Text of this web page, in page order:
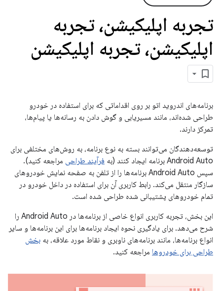
تجربه اپلیکیشن، تجربه
اپلیکیشن، تجربه اپلیکیشن
برنامه‌های اندروید اتو بر روی اقداماتی که برای استفاده در خودرو
طراحی شده‌اند، مانند مسیریابی و گوش دادن به رسانه‌ها یا پیام‌ها،
تمرکز دارند.
توسعه‌دهندگان می‌توانند بسته به نوع برنامه، به روش‌های مختلفی برای
Android Auto برنامه ایجاد کنند (به
فرآیند طراحی مراجعه کنید).
سپس Android Auto برنامه‌ها را از تلفن به صفحه نمایش خودروهای
سازگار منتقل می‌کند. رابط کاربری آن برای استفاده در داخل خودرو در
تمام خودروهای پشتیبانی شده طراحی شده است.
این بخش، تجربه کاربری انواع خاصی از برنامه‌ها در Android Auto را
شرح می‌دهد. برای یادگیری نحوه ایجاد برنامه‌ها برای این برنامه‌ها و سایر
انواع برنامه‌ها، مانند برنامه‌های ناوبری و نقاط مورد علاقه، به بخش
طراحی برای خودروها مراجعه کنید.